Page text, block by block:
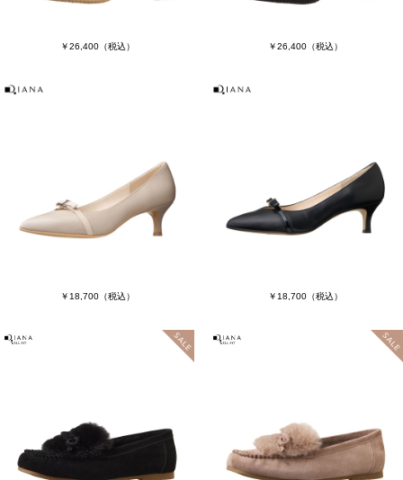
￥26,400（税込） ￥26,400 （税込）
￥18,700（税込） ￥18,700 （税込）